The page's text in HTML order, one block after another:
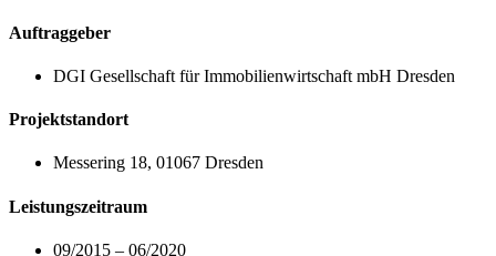
Auftraggeber
DGI Gesellschaft für Immobilienwirtschaft mbH Dresden
Projektstandort
Messering 18, 01067 Dresden
Leistungszeitraum
09/2015 – 06/2020